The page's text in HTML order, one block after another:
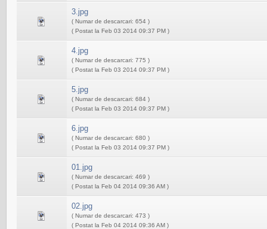
3.jpg
( Numar de descarcari: 654 )
( Postat la Feb 03 2014 09:37 PM )
4.jpg
( Numar de descarcari: 775 )
( Postat la Feb 03 2014 09:37 PM )
5.jpg
( Numar de descarcari: 684 )
( Postat la Feb 03 2014 09:37 PM )
6.jpg
( Numar de descarcari: 680 )
( Postat la Feb 03 2014 09:37 PM )
01.jpg
( Numar de descarcari: 469 )
( Postat la Feb 04 2014 09:36 AM )
02.jpg
( Numar de descarcari: 473 )
( Postat la Feb 04 2014 09:36 AM )